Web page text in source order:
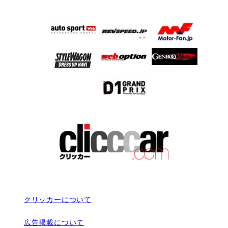
クリッカーについて
広告掲載について